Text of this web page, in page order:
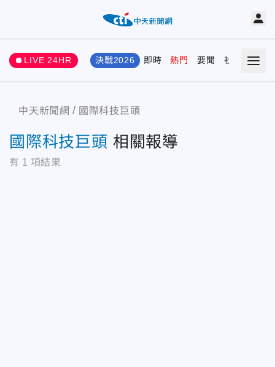
LIVE 24HR 決戰2026 即時 熱門 要聞 社會 娛樂
中天新聞網 國際科技巨頭
國際科技巨頭 相關報導
有 1 項結果